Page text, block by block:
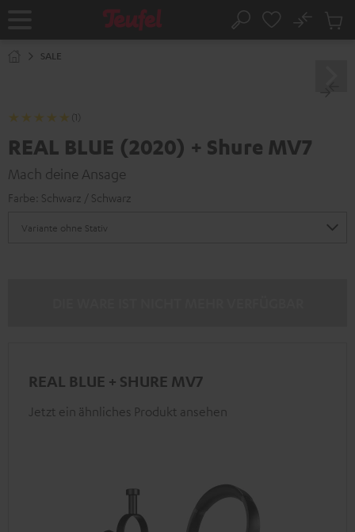
Startseite Suche
No
SALE
(1)
REAL BLUE (2020) + Shure MV7
Mach deine Ansage
Farbe: Schwarz / Schwarz
REAL BLUE + SHURE MV7
Jetzt ein ähnliches Produkt ansehen